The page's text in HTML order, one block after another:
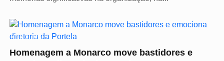
CULTURA
Homenagem a Monarco move bastidores e